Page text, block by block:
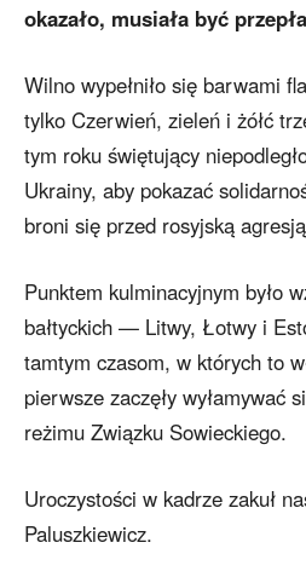
okazało, musiała być
Wilno wypełniło się barwami
tylko Czerwień, zieleń i żółć
tym roku świętujący
Ukrainy, aby pokazać
broni się przed rosyjską
Punktem kulminacyjnym było
bałtyckich — Litwy, Łotwy i
tamtym czasom, w których to
pierwsze zaczęły wyłamywać
reżimu Związku Sowieckiego.
Uroczystości w kadrze zakuł
Paluszkiewicz.